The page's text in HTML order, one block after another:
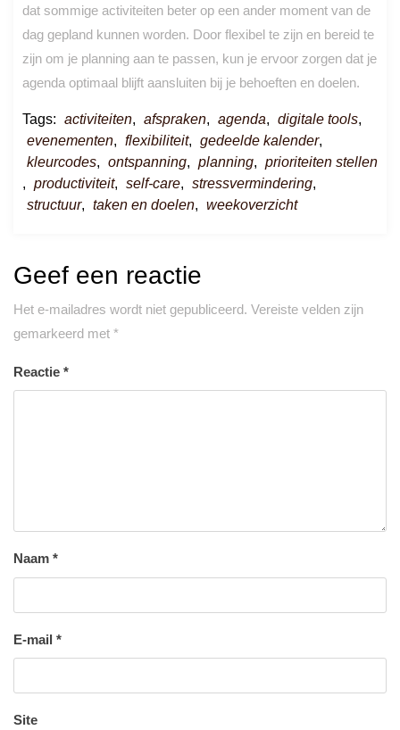
dat sommige activiteiten beter op een ander moment van de
dag gepland kunnen worden. Door flexibel te zijn en bereid te
zijn om je planning aan te passen, kun je ervoor zorgen dat je
agenda optimaal blijft aansluiten bij je behoeften en doelen.
Tags: activiteiten, afspraken, agenda, digitale tools,
evenementen, flexibiliteit, gedeelde kalender,
kleurcodes, ontspanning, planning, prioriteiten stellen
, productiviteit, self-care, stressvermindering,
structuur, taken en doelen, weekoverzicht
Geef een reactie
Het e-mailadres wordt niet gepubliceerd. Vereiste velden zijn
gemarkeerd met *
Reactie *
Naam *
E-mail *
Site